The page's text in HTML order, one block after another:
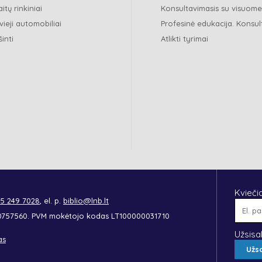
rinkiniai
automobiliai
Konsultavimasis su
Profesinė edukacija.
Atlikti tyrimai
249 7028 , el. p. biblio@lnb.lt
PVM mokėtojo kodas LT100000031710